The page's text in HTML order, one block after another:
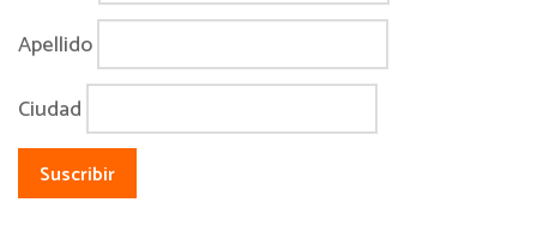
Apellido
Ciudad